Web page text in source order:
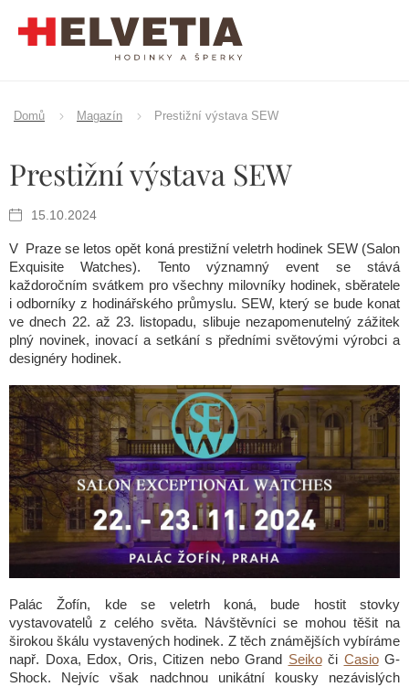
Domů Magazín Prestižní výstava SEW
Prestižní výstava SEW
15.10.2024
V Praze se letos opět koná prestižní veletrh hodinek SEW (Salon
Exquisite Watches). Tento významný event se stává
každoročním svátkem pro všechny milovníky hodinek, sběratele
i odborníky z hodinářského průmyslu. SEW, který se bude konat
ve dnech 22. až 23. listopadu, slibuje nezapomenutelný zážitek
plný novinek, inovací a setkání s předními světovými výrobci a
designéry hodinek.
Palác Žofín, kde se veletrh koná, bude hostit stovky
vystavovatelů z celého světa. Návštěvníci se mohou těšit na
širokou škálu vystavených hodinek. Z těch známějších vybíráme
např. Doxa, Edox, Oris, Citizen neboGrand Seikoči CasioG-
Shock. Nejvíc však nadchnou unikátní kousky nezávislých